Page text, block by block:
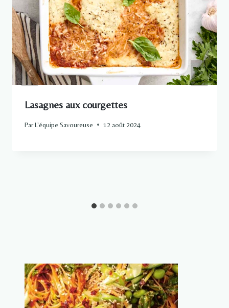
Lasagnes aux courgettes
ParL'équipe Savoureuse 12 août 2024